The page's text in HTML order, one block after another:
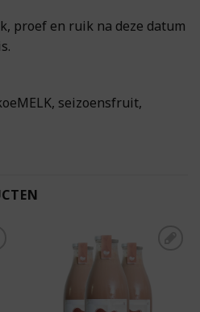
proef en ruik na deze datum
seizoensfruit,
Toevoegen aan